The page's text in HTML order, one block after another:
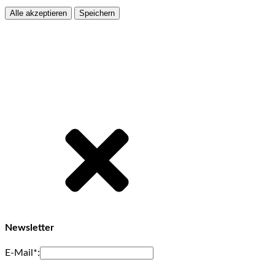
Alle akzeptieren Speichern
Newsletter
E-Mail*: